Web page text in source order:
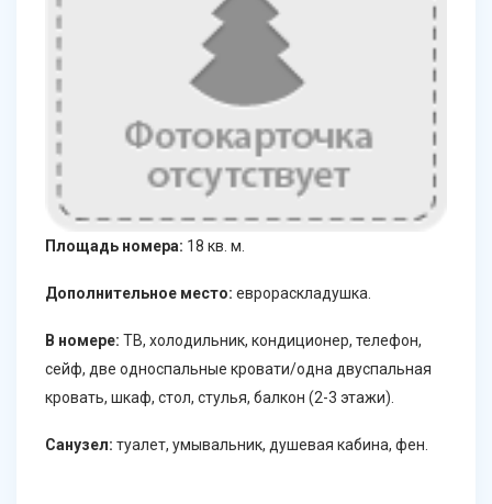
Площадь номера: 18 кв. м.
Дополнительное место: еврораскладушка.
В номере: ТВ, холодильник, кондиционер, телефон,
сейф, две односпальные кровати/одна двуспальная
кровать, шкаф, стол, стулья, балкон (2-3 этажи).
Санузел: туалет, умывальник, душевая кабина, фен.